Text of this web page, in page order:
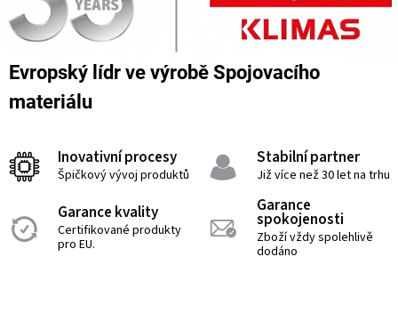
Evropský lídr ve výrobě Spojovacího
materiálu
Inovativní procesy
Špičkový vývoj produktů
Stabilní partner
Již více než 30 let na trhu
Garance kvality
Certifikované produkty
pro EU.
Garance
spokojenosti
Zboží vždy spolehlivě
dodáno